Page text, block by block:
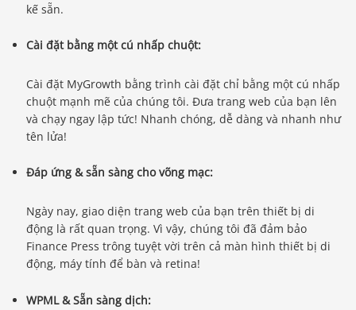
kế sẵn.
Cài đặt bằng một cú nhấp chuột:
Cài đặt MyGrowth bằng trình cài đặt chỉ bằng một cú nhấp
chuột mạnh mẽ của chúng tôi. Đưa trang web của bạn lên
và chạy ngay lập tức! Nhanh chóng, dễ dàng và nhanh như
tên lửa!
Đáp ứng & sẵn sàng cho võng mạc:
Ngày nay, giao diện trang web của bạn trên thiết bị di
động là rất quan trọng. Vì vậy, chúng tôi đã đảm bảo
Finance Press trông tuyệt vời trên cả màn hình thiết bị di
động, máy tính để bàn và retina!
WPML & Sẵn sàng dịch: